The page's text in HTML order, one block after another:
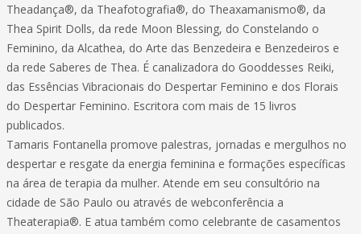
Theadança®, da Theafotografia®, do Theaxamanismo®, da
Thea Spirit Dolls, da rede Moon Blessing, do Constelando o
Feminino, da Alcathea, do Arte das Benzedeira e Benzedeiros e
da rede Saberes de Thea. É canalizadora do Gooddesses Reiki,
das Essências Vibracionais do Despertar Feminino e dos Florais
do Despertar Feminino. Escritora com mais de 15 livros
publicados.
Tamaris Fontanella promove palestras, jornadas e mergulhos no
despertar e resgate da energia feminina e formações específicas
na área de terapia da mulher. Atende em seu consultório na
cidade de São Paulo ou através de webconferência a
Theaterapia®. E atua também como celebrante de casamentos